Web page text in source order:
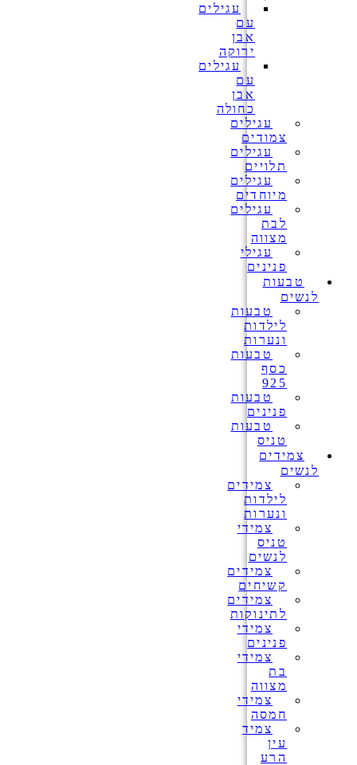
עגילים
עם
אבן
ירוקה
עגילים
עם
אבן
כחולה
עגילים
צמודים
עגילים
תלויים
עגילים
מיוחדים
עגילים
לבת
מצווה
עגילי
פנינים
טבעות
לנשים
טבעות
לילדות
ונערות
טבעות
כסף
925
טבעות
פנינים
טבעות
טניס
צמידים
לנשים
צמידים
לילדות
ונערות
צמידי
טניס
לנשים
צמידים
קשיחים
צמידים
לתינוקות
צמידי
פנינים
צמידי
בת
מצווה
צמידי
חמסה
צמיד
עין
הרע